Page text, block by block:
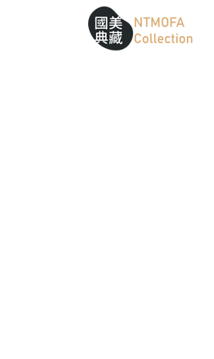
跳到中間主要內容區
網站導覽
:::